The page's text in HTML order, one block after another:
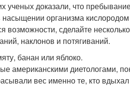
ученых доказали, что
насыщении организма
возможности, сделайте
наклонов и потягиваний.
банан или яблоко.
американскими диетологами,
вес именно те, кто